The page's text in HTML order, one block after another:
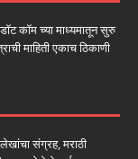
कॉम च्या माध्यमातून सुरु
माहिती एकाच ठिकाणी
संग्रह, मराठी